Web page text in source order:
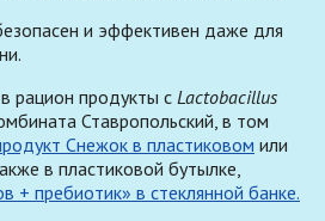
и эффективен даже для
рацион продукты с Lactobacillus
Ставропольский, в том
Снежок в пластиковом или
в пластиковой бутылке,
+ пребиотик» в стеклянной банке.